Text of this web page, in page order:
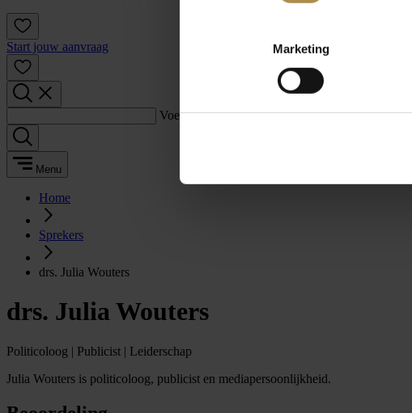
Marketing
Start jouw aanvraag
Voer een zoekterm in:
Menu
Home
Sprekers
drs. Julia Wouters
drs. Julia Wouters
Politicoloog | Publicist | Leiderschap
Julia Wouters is politicoloog, publicist en mediapersoonlijkheid.